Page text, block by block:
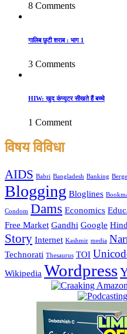
8 Comments
गालिब छुटी शराब : भाग 1
3 Comments
HIW: खुद कंप्यूटर सीखते हैं बच्चे
1 Comment
विषय विविधा
AIDS Babri Bangladesh Banking
Blogging Bloglines
Condom Dams Economics
Free Market Gandhi Google
Story Internet Kashmir media
Technorati Thesaurus TOI
Wikipedia Wordpress